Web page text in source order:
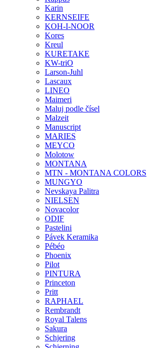
Karin
KERNSEIFE
KOH-I-NOOR
Kores
Kreul
KURETAKE
KW-triO
Larson-Juhl
Lascaux
LINEO
Maimeri
Maluj podle čísel
Malzeit
Manuscript
MARIES
MEYCO
Molotow
MONTANA
MTN - MONTANA COLORS
MUNGYO
Nevskaya Palitra
NIELSEN
Novacolor
ODIF
Pastelini
Pávek Keramika
Pébéo
Phoenix
Pilot
PINTURA
Princeton
Pritt
RAPHAEL
Rembrandt
Royal Talens
Sakura
Schjering